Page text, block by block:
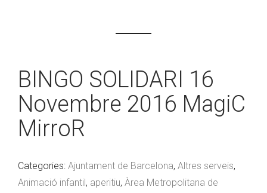
BINGO SOLIDARI 16
Novembre 2016 MagiC
MirroR
Categories: Ajuntament de Barcelona, Altres serveis,
Animació infantil, aperitiu, Àrea Metropolitana de